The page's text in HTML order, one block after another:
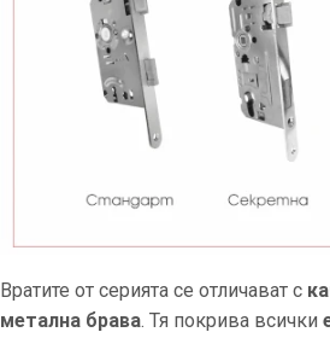
Вратите от серията се отличават с
метална брава. Тя покрива всички